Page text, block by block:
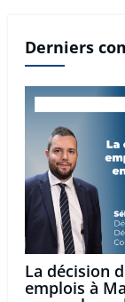
Derniers
La décision
emplois à